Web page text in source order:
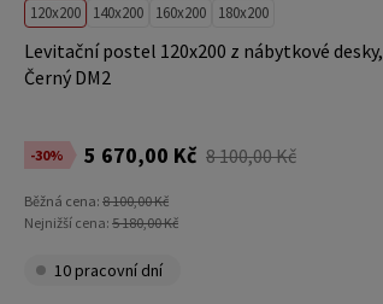
120x200 140x200 160x200 180x200
Levitační postel 120x200 z nábytkové desky,
Černý DM2
-30% 5 670,00 Kč 8 100,00 Kč
Běžná cena: 8 100,00 Kč
Nejnižší cena: 5 180,00 Kč
10 pracovní dní